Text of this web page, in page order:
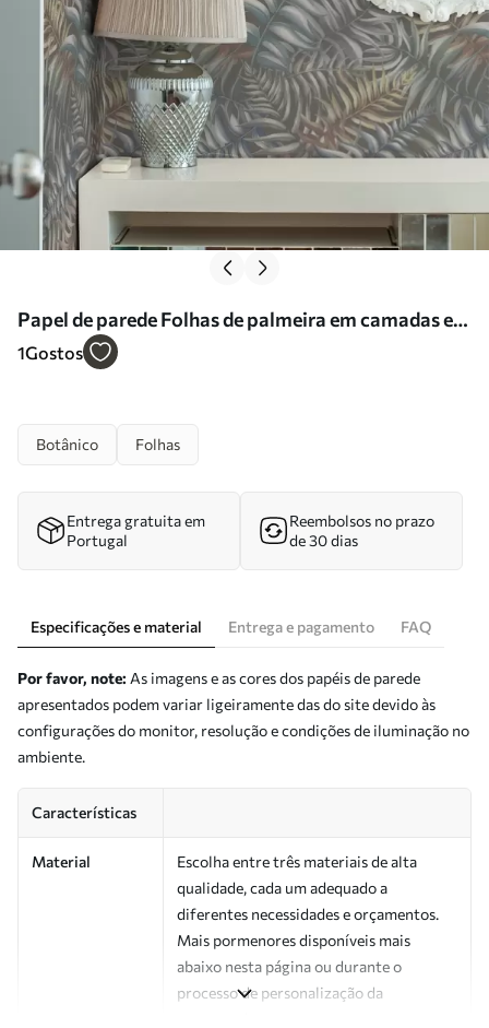
Papel de parede Folhas de palmeira em camadas em
tons suaves Nr. a00789
1Gostos
Botânico Folhas
Entrega gratuita em
Portugal
Reembolsos no prazo
de 30 dias
Especificações e material Entrega e pagamento FAQ
Por favor, note: As imagens e as cores dos papéis de parede
apresentados podem variar ligeiramente das do site devido às
configurações do monitor, resolução e condições de iluminação no
ambiente.
Características
Material
Escolha entre três materiais de alta
qualidade, cada um adequado a
diferentes necessidades e orçamentos.
Mais pormenores disponíveis mais
abaixo nesta página ou durante o
processo de personalização da